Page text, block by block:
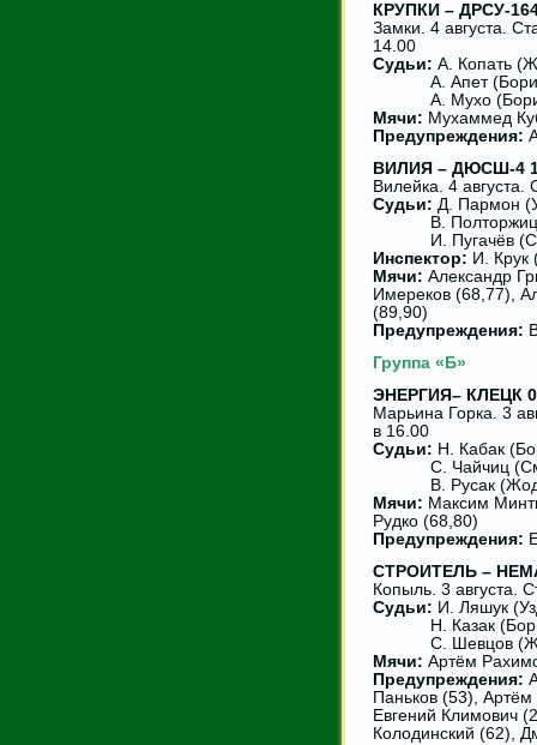
КРУПКИ – ДРСУ-
Замки. 4 августа.
14.00
Судьи: А. Копать
А. Апет
А. Мухо
Мячи: Мухаммед
Предупреждения:
ВИЛИЯ – ДЮСШ-4
Вилейка. 4
Судьи: Д. Пармон
В.
И. Пугачёв
Инспектор: И. Крук
Мячи: Александр
Имереков (68,77),
(89,90)
Предупреждения:
Группа «Б»
ЭНЕРГИЯ– КЛЕЦК
Марьина Горка. 3
в 16.00
Судьи: Н. Кабак
С. Чайчиц
В. Русак
Мячи: Максим
Рудко (68,80)
Предупреждения:
СТРОИТЕЛЬ –
Копыль. 3 августа.
Судьи: И. Ляшук
Н. Казак
С. Шевцов
Мячи: Артём
Предупреждения:
Паньков (53),
Евгений Климович
Колодинский (62),